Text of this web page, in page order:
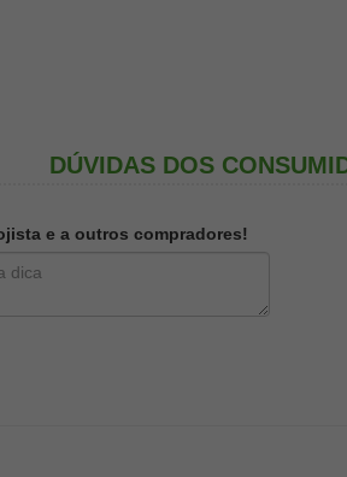
DÚVIDAS DOS
e a outros compradores!